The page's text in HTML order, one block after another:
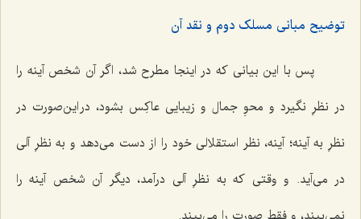
توضیح مبانی مسلک دوم و نقد آن
پس با این بیانی که در اینجا مطرح شد، اگر آن شخص آینه را
در نظرِ نگیرد و محوِ جمال و زیبایی عاکِس بشود، در این‌صورت در
نظرِ به آینه؛ آینه، نظر استقلالی خود را از دست می‌دهد و به نظرِ آلی
در می‌آید. و وقتی که به نظرِ آلی درآمد، دیگر آن شخص آینه را